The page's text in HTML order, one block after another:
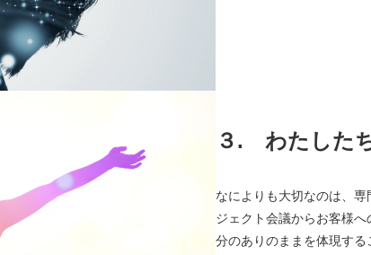
３. わたした
なによりも大切なのは、
ジェクト会議からお客様
分のありのままを体現する